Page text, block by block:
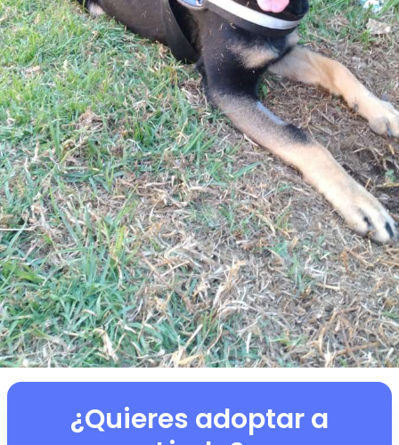
¿Quieres adoptar a